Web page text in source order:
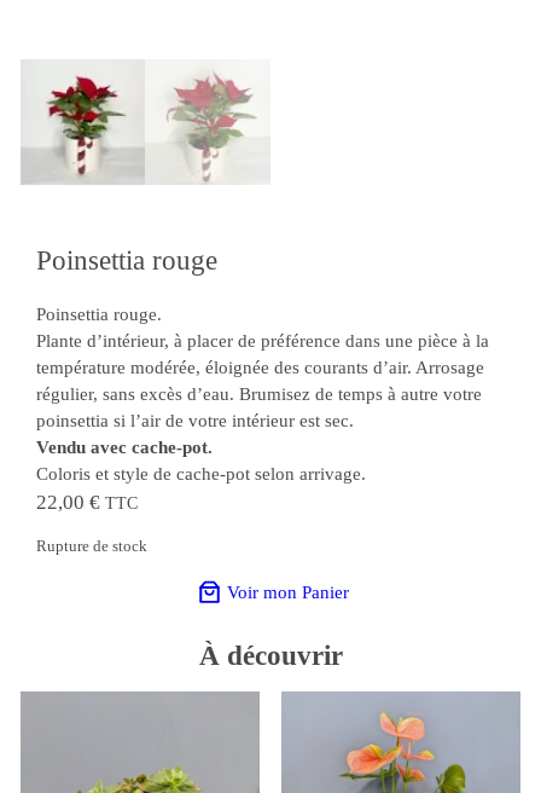
Poinsettia rouge
Poinsettia rouge.
Plante d’intérieur, à placer de préférence dans une pièce à la
température modérée, éloignée des courants d’air. Arrosage
régulier, sans excès d’eau. Brumisez de temps à autre votre
poinsettia si l’air de votre intérieur est sec.
Vendu avec cache-pot.
Coloris et style de cache-pot selon arrivage.
22,00€ TTC
Rupture de stock
Voir mon Panier
À découvrir